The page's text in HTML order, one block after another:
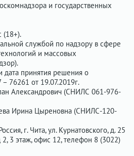
и государственных
(18+).
службой по надзору в сфере
и массовых
дата принятия решения о
76261 от 19.07.2019г.
Александрович (СНИЛС 061-976-
Ирина Цыреновна (СНИЛС-120-
г. Чита, ул. Курнатовского, д. 25
3 этаж, офис 12, телефон 8 (3022)